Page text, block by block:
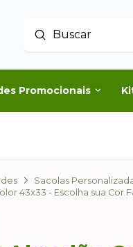
Buscar
Enviar
Promocionais
Sacolas
43x33 - Escolha sua Cor